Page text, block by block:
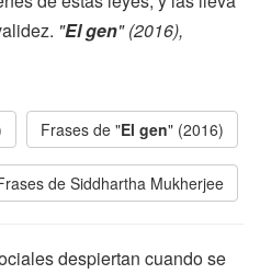
"El gen" (2016),
Frases de "El gen" (2016)
de Siddhartha Mukherjee
despiertan cuando se